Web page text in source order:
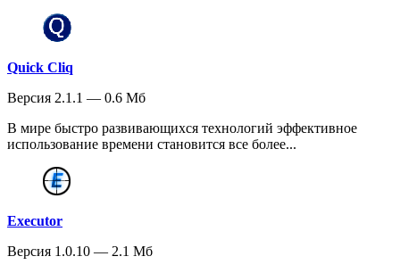
Quick Cliq
Версия 2.1.1 — 0.6 Мб
В мире быстро развивающихся технологий эффективное
использование времени становится все более...
Executor
Версия 1.0.10 — 2.1 Мб